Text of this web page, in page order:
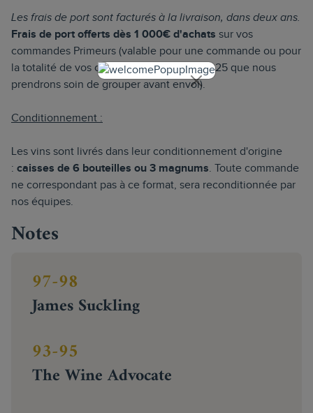
Les frais de port sont facturés à la livraison, dans deux ans.
Frais de port offerts dès 1 000€ d'achats sur vos
commandes Primeurs (valable pour une commande ou pour
la totalité de vos commandes Primeurs 2025 que nous
prendrons soin de grouper avant envoi).
Conditionnement :
Les vins sont livrés dans leur conditionnement d'origine
: caisses de 6 bouteilles ou 3 magnums. Toute commande
ne correspondant pas à ce format, sera reconditionnée par
nos équipes.
Notes
97-98
James Suckling
93-95
The Wine Advocate